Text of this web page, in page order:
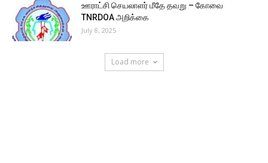
ஊராட்சி செயலாளர் மீதே தவறு – கோவை
TNRDOA அறிக்கை
July 8, 2025
Load more